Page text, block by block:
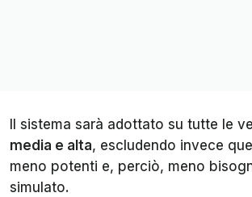
Il sistema sarà adottato su tutte le
media e alta, escludendo invece
meno potenti e, perciò, meno
simulato.